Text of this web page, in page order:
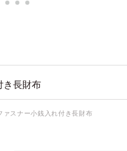
き長財布
スナー小銭入れ付き長財布